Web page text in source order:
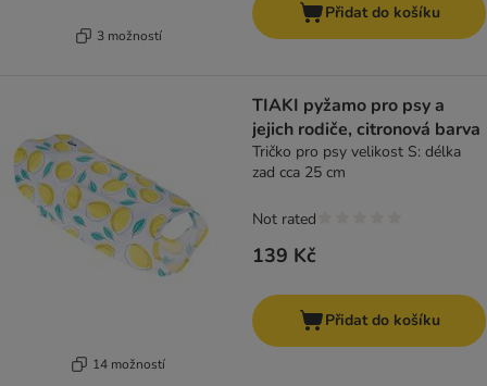
3 možností
Přidat do košíku
14 možností
TIAKI pyžamo pro psy a
jejich rodiče, citronová barva
Tričko pro psy velikost S: délka
zad cca 25 cm
139 Kč
Not rated
Přidat do košíku